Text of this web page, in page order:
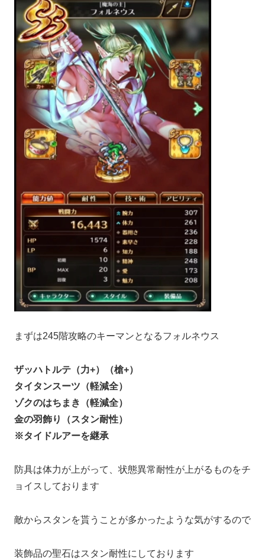
まずは245階攻略のキーマンとなるフォルネウス
ザッハトルテ（力+）（槍+）
タイタンスーツ（軽減全）
ゾクのはちまき（軽減全）
金の羽飾り（スタン耐性）
※タイドルアーを継承
防具は体力が上がって、状態異常耐性が上がるものをチ
ョイスしております
敵からスタンを貰うことが多かったような気がするので
装飾品の聖石はスタン耐性にしております